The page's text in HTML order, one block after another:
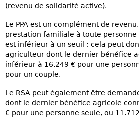
(revenu de solidarité active).
Le PPA est un complément de
prestation familiale à toute
est inférieur à un seuil ; cela peut
agriculteur dont le dernier bénéfice
inférieur à 16.249 € pour une
pour un couple.
Le RSA peut également être
dont le dernier bénéfice agricole
€ pour une personne seule, ou